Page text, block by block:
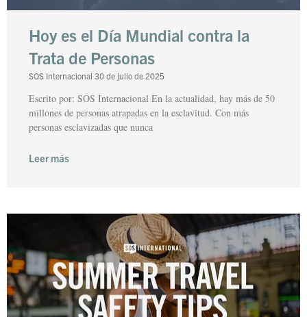
Hoy es el Día Mundial contra la
Trata de Personas
SOS Internacional 30 de julio de 2025
Escrito por: SOS Internacional En la actualidad, hay más de 50
millones de personas atrapadas en la esclavitud. Con más
personas esclavizadas que nunca
Leer más